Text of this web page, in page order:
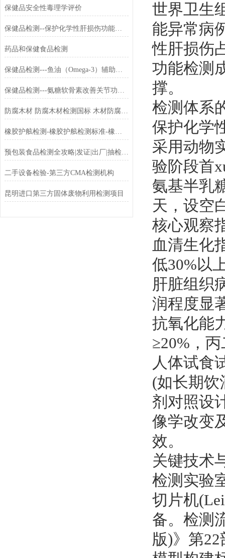
保健品安全性毒理学评价
保健品检测--保护化学性肝损伤功能检测
药品和保健食品检测
保健品检测---鱼油（Omega-3）辅助降血脂检测
保健品检测---氨糖软骨素改善关节功能评价
防腐木材 防腐木材检测国标 木材防腐检测报告
橡胶护舷检测-橡胶护舷检测标准-橡胶护舷检测机构-中科检测
预包装食品检测全攻略|发证|出厂|抽检区分指南
二手设备检验-第三方CMA检测机构
昆明进口第三方固体废物利用检测项目
世界卫生
能异常病
性肝损伤
功能检测
撑。
检测体系
保护化学
采用动物
验阶段首
氨基半乳
天，设空
核心观察
血清生化
低30%以
肝脏组织
润程度显
抗氧化能
≥20%，
人体试食
(如长期饮
剂对照设
像学改变
效。
关键技术
检测实验
切片机
备。检测
版)》第